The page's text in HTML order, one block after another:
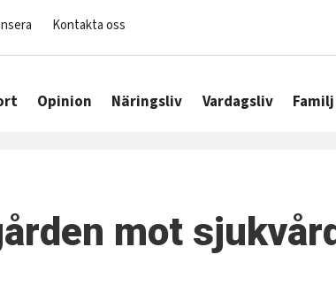
Kontakta oss
Opinion Näringsliv Vardagsliv Familj
mot